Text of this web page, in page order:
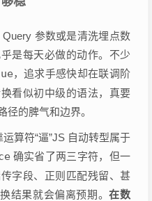
参数或是清洗埋点数
是每天必做的动作。不少
，追求手感快却在联调阶
看似初中级的语法，真要
径的脾气和边界。
运算符“逼”JS 自动转型属于
确实省了两三字符，但一
字段、正则匹配残留、甚
结果就会偏离预期。在数